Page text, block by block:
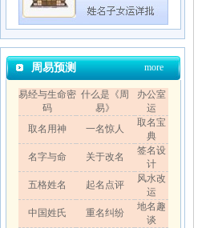
周易预测 more
易经与生命密
码
什么是《周
易》
办公室
运
取名用神
一名惊人
取名宝
典
名字与命
关于改名
签名设
计
五格姓名
起名点评
风水改
运
中国姓氏
重名纠纷
地名趣
谈